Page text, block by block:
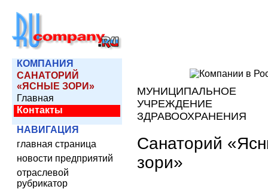
КОМПАНИЯ
САНАТОРИЙ
«ЯСНЫЕ ЗОРИ»
Главная
Контакты
НАВИГАЦИЯ
главная страница
новости предприятий
отраслевой
рубрикатор
МУНИЦИПАЛЬНОЕ
УЧРЕЖДЕНИЕ
ЗДРАВООХРАНЕНИЯ
Санаторий
зори»